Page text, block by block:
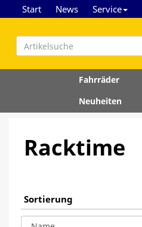
Start News Service
Fahrräder
Neuheiten
Racktime
Sortierung